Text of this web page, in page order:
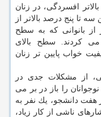
افسردگی، در زنان
تا پنج درصد بالاتر از
بانوانی كه به سطح
می كردند. سطح بالای
خواب پایین تر زنان
از مشكلات جدی در
شمار می روند و تا ۲۰ درصد نوجوانان را باز در بر می
هفت دانشجو، یك نفر به
ناشی از كار زیاد،